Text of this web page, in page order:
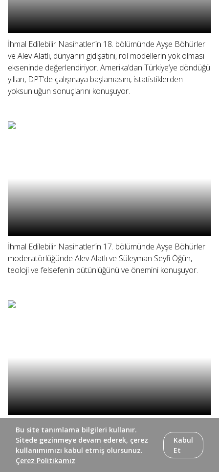
İhmal Edilebilir Nasihatler’in 18. bölümünde Ayşe Böhürler
ve Alev Alatlı, dünyanın gidişatını, rol modellerin yok olması
ekseninde değerlendiriyor. Amerika’dan Türkiye’ye döndüğü
yılları, DPT’de çalışmaya başlamasını, istatistiklerden
yoksunluğun sonuçlarını konuşuyor.
İhmal Edilebilir Nasihatler’in 17. bölümünde Ayşe Böhürler
moderatörlüğünde Alev Alatlı ve Süleyman Seyfi Öğün,
teoloji ve felsefenin bütünlüğünü ve önemini konuşuyor.
İhmal Edilebilir Nasihatler’in 16. bölümünde Ayşe Böhürler
ve Alev Alatlı, Alatlı’nın hayat hikayesi ve tarihe tanıklığını
konuşmaya devam ediyor.
Bu site tanımlama bilgileri kullanır.
Sitede gezinmeye devam ederek, çerez
kullanımımızı kabul etmiş olursunuz.
Çerez Politikamız
Kabul
Et